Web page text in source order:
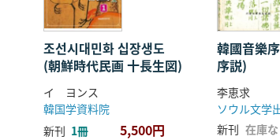
조선시대민화 십장생도
(朝鮮時代民画 十長生図)
イ ヨンス
韓国学資料院
新刊 1冊 5,500円
韓國音樂
序説)
李恵求
ソウル文学
新刊 在庫